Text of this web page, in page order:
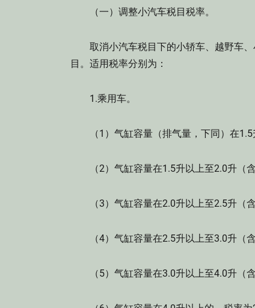
（一）调整小汽车税目税率。
取消小汽车税目下的小轿车、越野车、
目。适用税率分别为：
1.乘用车。
（1）气缸容量（排气量，下同）在1.5
（2）气缸容量在1.5升以上至2.0升（含
（3）气缸容量在2.0升以上至2.5升（含
（4）气缸容量在2.5升以上至3.0升（含
（5）气缸容量在3.0升以上至4.0升（含